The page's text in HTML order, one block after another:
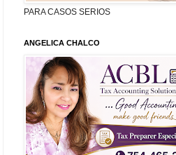
PARA CASOS SERIOS
ANGELICA CHALCO